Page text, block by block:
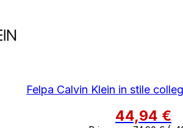
Felpa Calvin Klein in stile
44,94 €